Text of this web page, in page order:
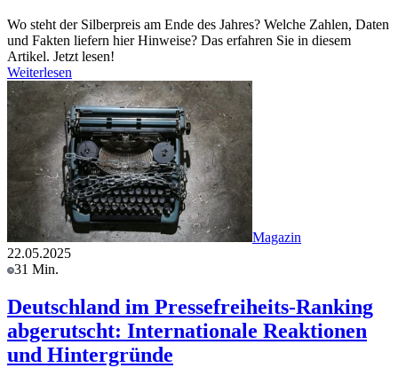
Wo steht der Silberpreis am Ende des Jahres? Welche Zahlen, Daten
und Fakten liefern hier Hinweise? Das erfahren Sie in diesem
Artikel. Jetzt lesen!
Weiterlesen
Magazin
22.05.2025
31 Min.
Deutschland im Pressefreiheits-Ranking
abgerutscht: Internationale Reaktionen
und Hintergründe